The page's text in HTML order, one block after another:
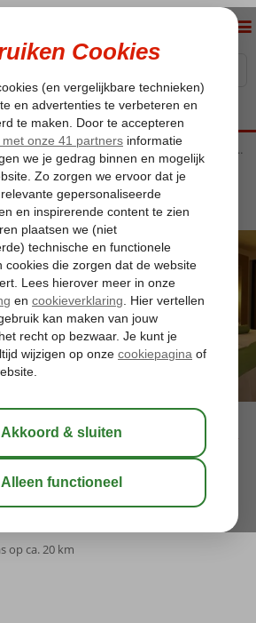
San Miguel Sandos San Blas Nature Resort & Golf
Nature Resort & Golf
-Hotel
C
aan het strand
op ca. 20 km